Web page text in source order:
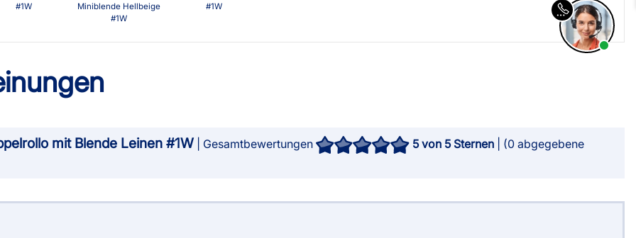
#1W
Miniblende Hellbeige
#1W
#1W
mit Blende Leinen #1W| Gesamtbewertungen 5von 5 Sternen | (0abgegebene